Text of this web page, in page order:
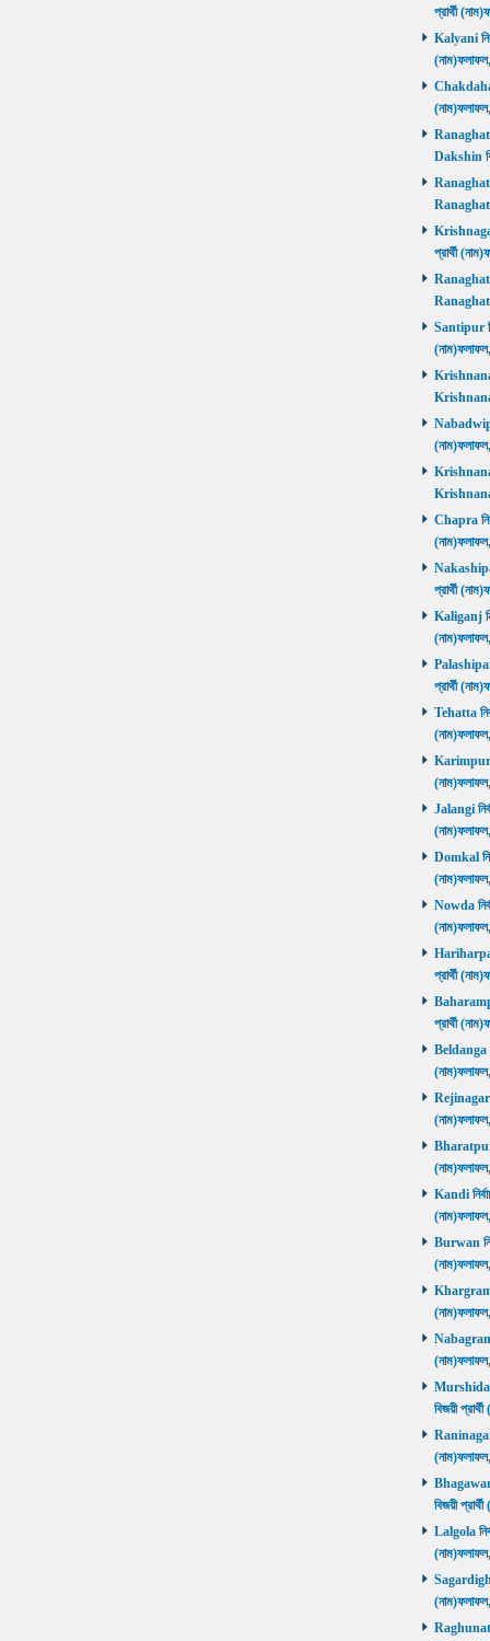
প্রার্থী
Kalyani
Chakdaha
Ranaghat
Dakshin
Ranaghat
Ranaghat
প্রার্থী
Ranaghat
Ranaghat
Santipur
Nabadwip
Chapra
প্রার্থী
Kaliganj
প্রার্থী
Tehatta
Karimpur
Jalangi
Domkal
Nowda
প্রার্থী
প্রার্থী
Beldanga
Rejinagar
Bharatpur
Kandi
Burwan
Khargram
Nabagram
বিজয়ী
Raninagar
বিজয়ী
Lalgola
Sagardighi